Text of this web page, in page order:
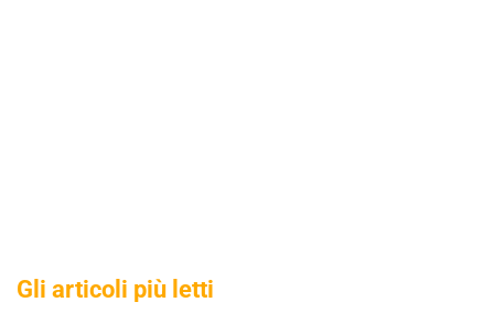
Gli articoli più letti